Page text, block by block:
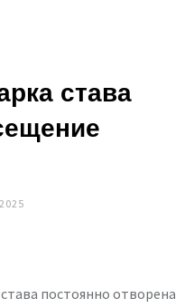
става
постоянно отворена